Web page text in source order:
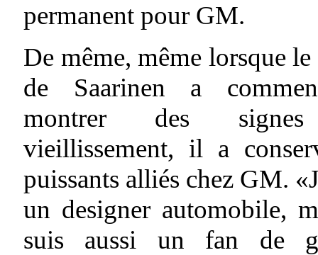
permanent pour GM.
De même, même lorsque
de Saarinen a
montrer des
vieillissement, il a
puissants alliés chez GM.
un designer automobile,
suis aussi un fan de